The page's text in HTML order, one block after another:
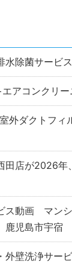
除菌サービス
アコンクリー
外ダクトフィ
田店が2026年
ス動画 マン
児島市宇宿
壁洗浄サー